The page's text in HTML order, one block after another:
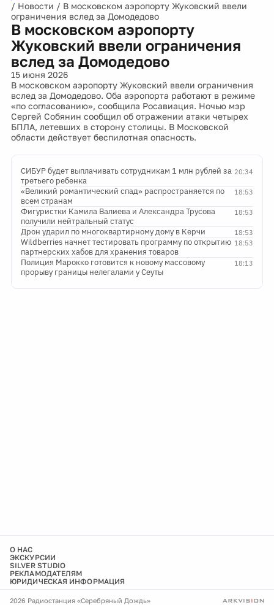
/ Новости / В московском аэропорту Жуковский ввели
ограничения вслед за Домодедово
В московском аэропорту
Жуковский ввели ограничения
вслед за Домодедово
15 июня 2026
В московском аэропорту Жуковский ввели ограничения
вслед за Домодедово. Оба аэропорта работают в режиме
«по согласованию», сообщила Росавиация. Ночью мэр
Сергей Собянин сообщил об отражении атаки четырех
БПЛА, летевших в сторону столицы. В Московской
области действует беспилотная опасность.
20:34
СИБУР будет выплачивать сотрудникам 1 млн рублей за
третьего ребенка
18:53
«Великий романтический спад» распространяется по
всем странам
18:53
Фигуристки Камила Валиева и Александра Трусова
получили нейтральный статус
18:53
Дрон ударил по многоквартирному дому в Керчи
18:53
Wildberries начнет тестировать программу по открытию
партнерских хабов для хранения товаров
18:13
Полиция Марокко готовится к новому массовому
прорыву границы нелегалами у Сеуты
О НАС
ЭКСКУРСИИ
SILVER STUDIO
РЕКЛАМОДАТЕЛЯМ
ЮРИДИЧЕСКАЯ ИНФОРМАЦИЯ
2026 Радиостанция «Серебряный Дождь»